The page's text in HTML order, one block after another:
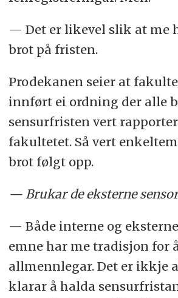
— Det er likevel slik at me
brot på fristen.
Prodekanen seier at
innført ei ordning der alle
sensurfristen vert
fakultetet. Så vert
brot følgt opp.
— Brukar de eksterne
— Både interne og
emne har me tradisjon for
allmennlegar. Det er ikkje
klarar å halda